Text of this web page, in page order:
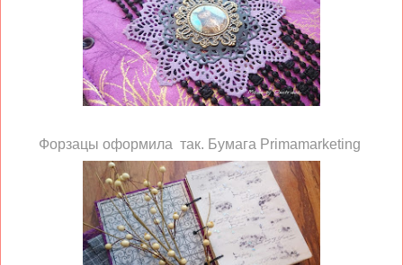
Форзацы оформила так. Бумага Primamarketing